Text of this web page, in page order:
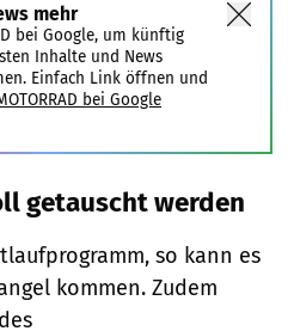
mehr
bei Google, um künftig
Inhalte und News
Einfach Link öffnen und
bei Google
getauscht werden
so kann es
kommen. Zudem